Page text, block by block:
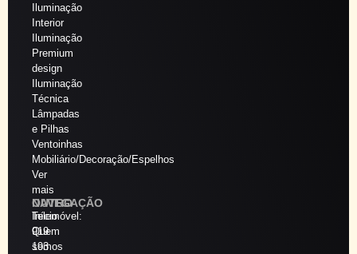
Iluminação
Interior
Iluminação
Premium
design
Iluminação
Técnica
Lâmpadas
e Pilhas
Ventoinhas
Mobiliário/Decoração/Espelhos
Ver
mais
NAVEGAÇÃO
Início
Quem
somos
OUTRO
Telemóvel:
919
193